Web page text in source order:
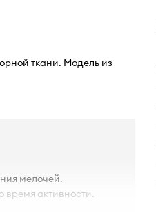
ткани. Модель из
мелочей.
время активности.